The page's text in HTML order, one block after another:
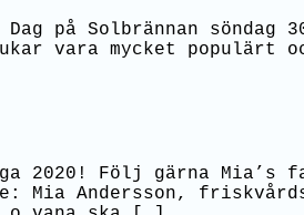
på Solbrännan
vara mycket
2020! Följ gärna Mia’s
Mia Andersson,